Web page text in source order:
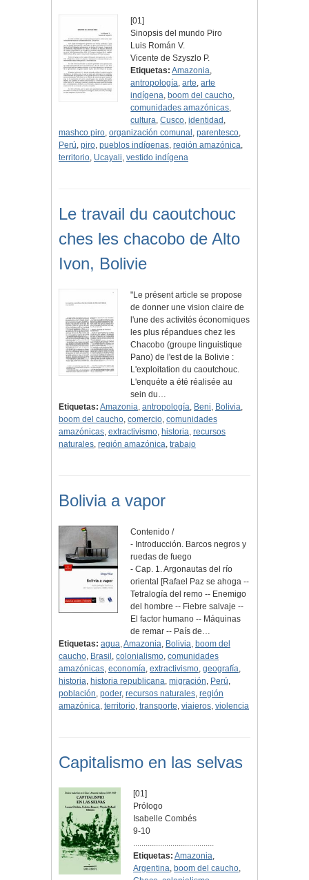
[01]
Sinopsis del mundo Piro
Luis Román V.
Vicente de Szyszlo P.
Etiquetas: Amazonia,
antropología,arte,arte
indígena, boom del caucho,
comunidades amazónicas,
cultura,Cusco,identidad ,
mashco piro, organización comunal , parentesco,
Perú, piro, pueblos indígenas, región amazónica,
territorio, Ucayali, vestido indígena
Le travail du caoutchouc
ches les chacobo de Alto
Ivon, Bolivie
"Le présent article se propose
de donner une vision claire de
l'une des activités économiques
les plus répandues chez les
Chacobo (groupe linguistique
Pano) de l'est de la Bolivie :
L'exploi­tation du caoutchouc.
L'enquéte a été réalisée au
sein du…
Etiquetas: Amazonia, antropología, Beni, Bolivia,
boom del caucho, comercio, comunidades
amazónicas, extractivismo, historia, recursos
naturales, región amazónica, trabajo
Bolivia a vapor
Contenido /
- Introducción. Barcos negros y
ruedas de fuego
- Cap. 1. Argonautas del río
oriental [Rafael Paz se ahoga --
Tetralogía del remo -- Enemigo
del hombre -- Fiebre salvaje --
El factor humano -- Máquinas
de remar -- País de…
Etiquetas: agua,Amazonia, Bolivia, boom del
caucho, Brasil , colonialismo, comunidades
amazónicas, economía, extractivismo, geografía,
historia, historia republicana, migración, Perú,
población, poder, recursos naturales, región
amazónica, territorio, transporte, viajeros, violencia
Capitalismo en las selvas
[01]
Prólogo
Isabelle Combés
9-10
.......................................
Etiquetas: Amazonia,
Argentina, boom del caucho,